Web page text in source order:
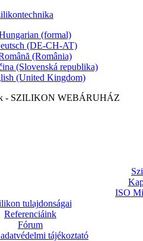
- SZILIKON WEBÁRUHÁZ
ISO
tulajdonságai
Referenciáink
Fórum
tájékoztató